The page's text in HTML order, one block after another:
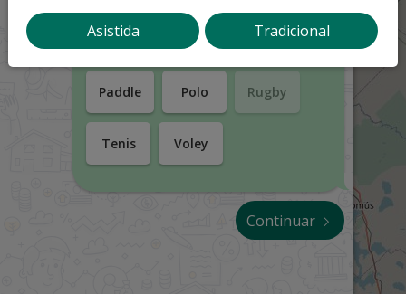
Fútbol Golf Hockey
Paddle Polo Rugby
Tenis Voley
Continuar
Asistida Tradicional